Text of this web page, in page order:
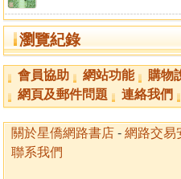
瀏覽紀錄
會員協助 網站功能 購物
網頁及郵件問題
連絡我們
關於星僑網路書店 - 網路交易
聯系我們